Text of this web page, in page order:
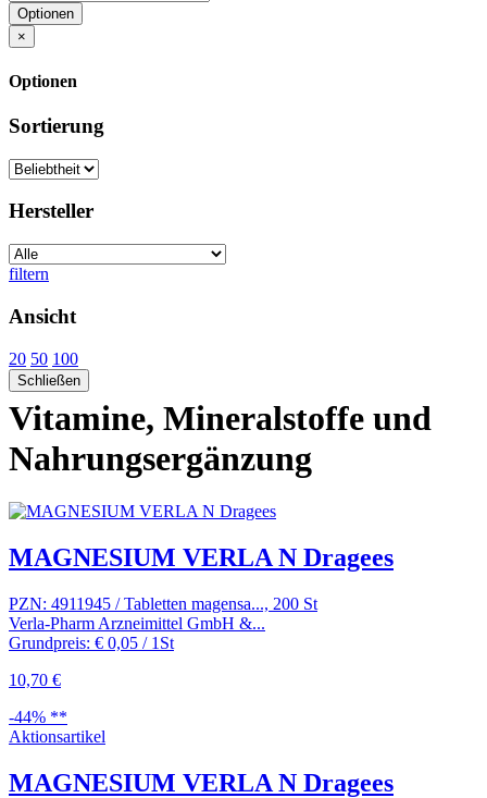
Optionen
×
Optionen
Sortierung
Hersteller
filtern
Ansicht
20 50 100
Schließen
Vitamine, Mineralstoffe und
Nahrungsergänzung
MAGNESIUM VERLA N Dragees
PZN: 4911945 / Tabletten magensa..., 200 St
Verla-Pharm Arzneimittel GmbH &...
Grundpreis: € 0,05 / 1St
10,70 €
-44% **
Aktionsartikel
MAGNESIUM VERLA N Dragees